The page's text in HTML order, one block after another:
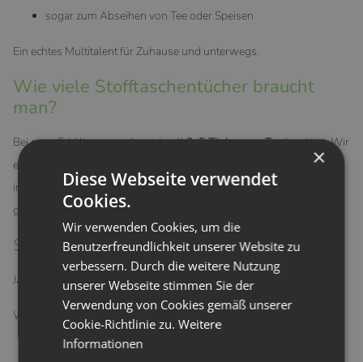
sogar zum Abseihen von Tee oder Speisen
Ein echtes Multitalent für Zuhause und unterwegs.
Wie viele Stofftaschentücher braucht
man?
Bei einer Erkältung werden schnell3–5 Tücher pro Tagbenötigt. Wir
empfehlen daher, etwa
zu haben. So sind
immer genügend saubere Tücher griffbereit, auch wenn ein Teil
gerade in der Wäsche ist.
Sind Stofftaschentücher hygienisch?
Ja – bei richtiger Pflege absolut.
Wichtig ist:
Wechsel nach 1–2 Tagen
×
Diese Webseite verwendet
Cookies.
Wir verwenden Cookies, um die
Benutzerfreundlichkeit unserer Website zu
verbessern. Durch die weitere Nutzung
unserer Webseite stimmen Sie der
Verwendung von Cookies gemäß unserer
Cookie-Richtlinie zu.Weitere
Informationen